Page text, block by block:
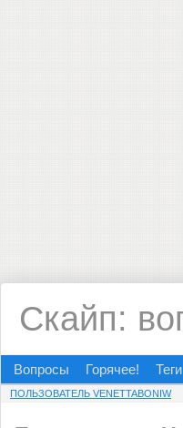
Скайп:
Вопросы Горячее! Теги
ПОЛЬЗОВАТЕЛЬ VENETTABONIW